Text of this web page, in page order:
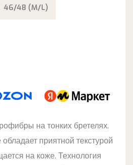
46/48 (M/L)
на тонких бретелях.
приятной текстурой
на коже. Технология